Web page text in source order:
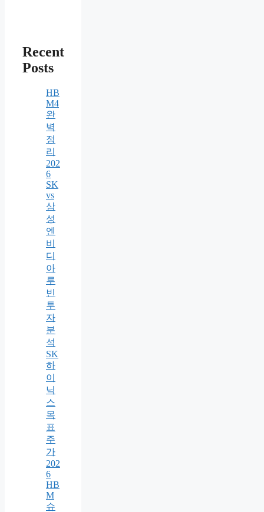
Recent
Posts
HB
M4
완
벽
정
리
202
6
SK
vs
삼
성
엔
비
디
아
루
빈
투
자
분
석
SK
하
이
닉
스
목
표
주
가
202
6
HB
M
슈